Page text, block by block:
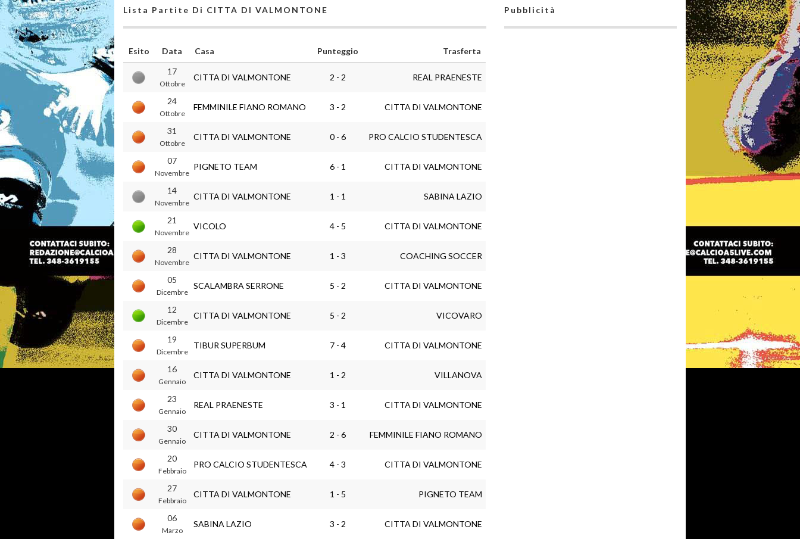
Lista Partite Di CITTA DI VALMONTONE
Esito Data Casa Punteggio
Trasferta
17
Ottobre
CITTA DI VALMONTONE 2 - 2 REAL PRAENESTE
24
Ottobre
FEMMINILE FIANO ROMANO 3 - 2 CITTA DI VALMONTONE
31
Ottobre
CITTA DI VALMONTONE 0 - 6 PRO CALCIO STUDENTESCA
07
Novembre
PIGNETO TEAM 6 - 1 CITTA DI VALMONTONE
14
Novembre
CITTA DI VALMONTONE 1 - 1 SABINA LAZIO
21
Novembre
VICOLO 4 - 5 CITTA DI VALMONTONE
28
Novembre
CITTA DI VALMONTONE 1 - 3 COACHING SOCCER
05
Dicembre
SCALAMBRA SERRONE 5 - 2 CITTA DI VALMONTONE
12
Dicembre
CITTA DI VALMONTONE 5 - 2 VICOVARO
19
Dicembre
TIBUR SUPERBUM 7 - 4 CITTA DI VALMONTONE
16
Gennaio
CITTA DI VALMONTONE 1 - 2 VILLANOVA
23
Gennaio
REAL PRAENESTE 3 - 1 CITTA DI VALMONTONE
30
Gennaio
CITTA DI VALMONTONE 2 - 6 FEMMINILE FIANO ROMANO
20
Febbraio
PRO CALCIO STUDENTESCA 4 - 3 CITTA DI VALMONTONE
27
Febbraio
CITTA DI VALMONTONE 1 - 5 PIGNETO TEAM
06
Marzo
SABINA LAZIO 3 - 2 CITTA DI VALMONTONE
Pubblicità